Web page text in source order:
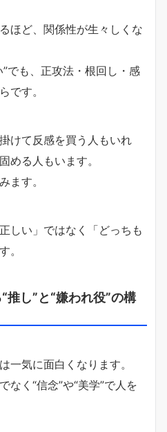
ほど、関係性が生々しくな
でも、正攻法・根回し・感
です。
けて反感を買う人もいれ
める人もいます。
ます。
しい」ではなく「どっちも
。
推し”と“嫌われ役”の構
一気に面白くなります。
なく“信念”や“美学”で人を